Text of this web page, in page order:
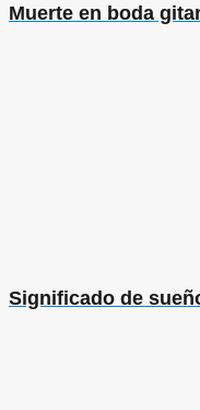
Muerte en boda
Significado de